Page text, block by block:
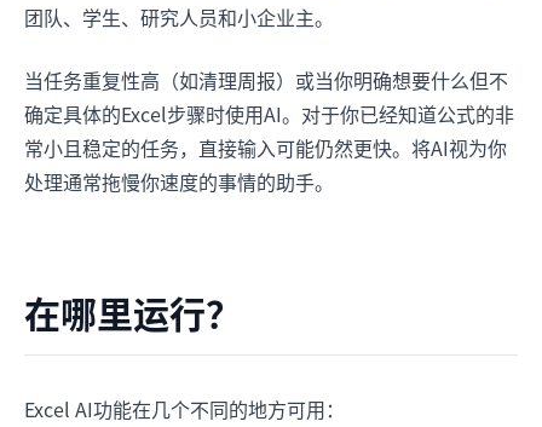
团队、学生、研究人员和小企业主。
当任务重复性高（如清理周报）或当你明确想要什么但不
确定具体的Excel步骤时使用AI。对于你已经知道公式的非
常小且稳定的任务，直接输入可能仍然更快。将AI视为你
处理通常拖慢你速度的事情的助手。
在哪里运行？
Excel AI功能在几个不同的地方可用：